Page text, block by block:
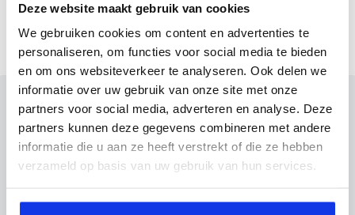
Deze website maakt gebruik van cookies
We gebruiken cookies om content en advertenties te
personaliseren, om functies voor social media te bieden
en om ons websiteverkeer te analyseren. Ook delen we
informatie over uw gebruik van onze site met onze
partners voor social media, adverteren en analyse. Deze
partners kunnen deze gegevens combineren met andere
informatie die u aan ze heeft verstrekt of die ze hebben
verzameld op basis van uw gebruik van hun services.
Inruilvoorstel op deze auto?
Vul hier je gegevens in en vergeet niet foto's van je
inruilauto mee te sturen.